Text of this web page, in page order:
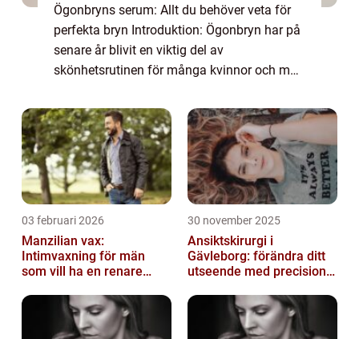
Ögonbryns serum: Allt du behöver veta för
perfekta bryn Introduktion: Ögonbryn har på
senare år blivit en viktig del av
skönhetsrutinen för många kvinnor och män
brynen används olika produkter och tekniker.
Et...
03 februari 2026
Manzilian vax:
Intimvaxning för män
som vill ha en renare
30 november 2025
Ansiktskirurgi i
Gävleborg: förändra ditt
utseende med precision